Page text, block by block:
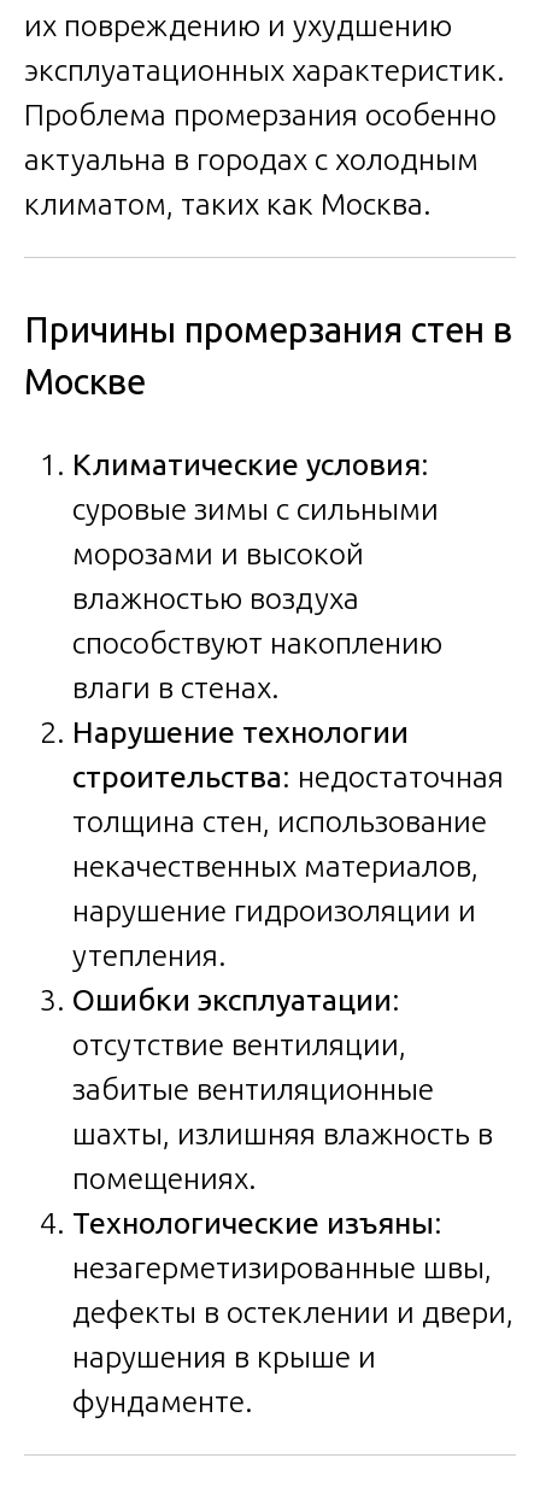
их повреждению и ухудшению
эксплуатационных характеристик.
Проблема промерзания особенно
актуальна в городах с холодным
климатом, таких как Москва.
Причины промерзания стен в
Москве
Климатические условия:
суровые зимы с сильными
морозами и высокой
влажностью воздуха
способствуют накоплению
влаги в стенах.
Нарушение технологии
строительства: недостаточная
толщина стен, использование
некачественных материалов,
нарушение гидроизоляции и
утепления.
Ошибки эксплуатации:
отсутствие вентиляции,
забитые вентиляционные
шахты, излишняя влажность в
помещениях.
Технологические изъяны:
незагерметизированные швы,
дефекты в остеклении и двери,
нарушения в крыше и
фундаменте.